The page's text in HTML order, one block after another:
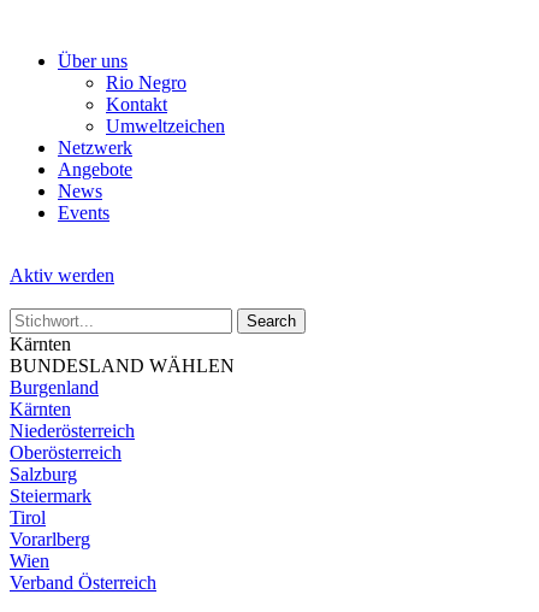
Über uns
Rio Negro
Kontakt
Umweltzeichen
Netzwerk
Angebote
News
Events
Aktiv werden
Kärnten
BUNDESLAND WÄHLEN
Burgenland
Kärnten
Niederösterreich
Oberösterreich
Salzburg
Steiermark
Tirol
Vorarlberg
Wien
Verband Österreich